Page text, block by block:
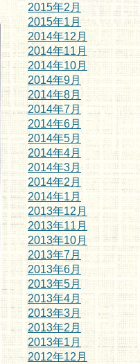
2015年2月
2015年1月
2014年12月
2014年11月
2014年10月
2014年9月
2014年8月
2014年7月
2014年6月
2014年5月
2014年4月
2014年3月
2014年2月
2014年1月
2013年12月
2013年11月
2013年10月
2013年7月
2013年6月
2013年5月
2013年4月
2013年3月
2013年2月
2013年1月
2012年12月